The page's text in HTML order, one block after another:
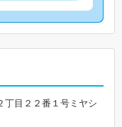
丁目２２番１号ミヤシ